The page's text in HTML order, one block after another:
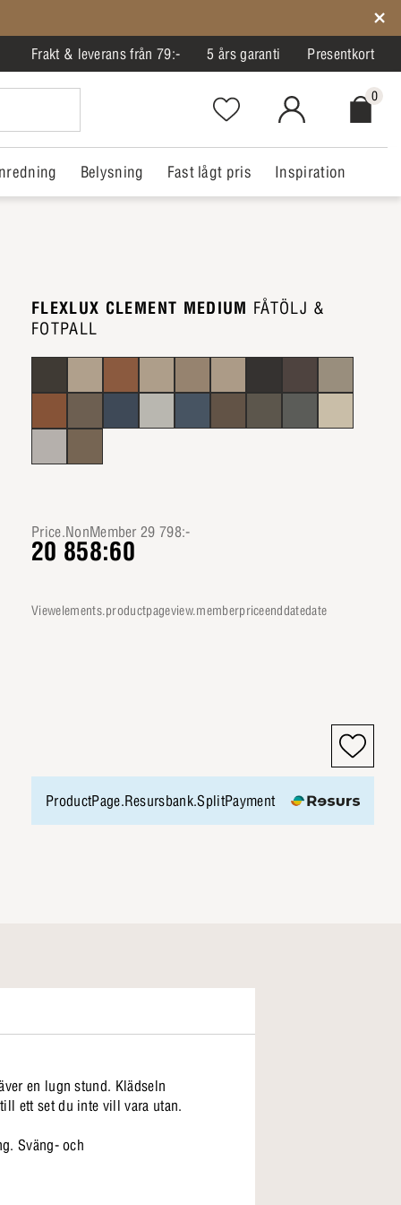
Frakt & leverans från 79:- 5 års garanti Presentkort
Favorites.NavigationButton.Text
MitIlva.Login
0
Belysning Fast lågt pris Inspiration
FLEXLUX CLEMENT MEDIUM FÅTÖLJ &
FOTPALL
Price.NonMember 29 798:-
20 858:60
viewelements.productpageview.memberpriceenddatedate
ProductPage.Resursbank.SplitPayment
en lugn stund. Klädseln
ett set du inte vill vara utan.
Sväng- och